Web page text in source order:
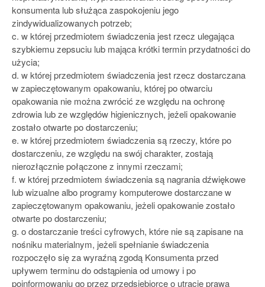
konsumenta lub służąca zaspokojeniu jego
zindywidualizowanych potrzeb;
c. w której przedmiotem świadczenia jest rzecz ulegająca
szybkiemu zepsuciu lub mająca krótki termin przydatności do
użycia;
d. w której przedmiotem świadczenia jest rzecz dostarczana
w zapieczętowanym opakowaniu, której po otwarciu
opakowania nie można zwrócić ze względu na ochronę
zdrowia lub ze względów higienicznych, jeżeli opakowanie
zostało otwarte po dostarczeniu;
e. w której przedmiotem świadczenia są rzeczy, które po
dostarczeniu, ze względu na swój charakter, zostają
nierozłącznie połączone z innymi rzeczami;
f. w której przedmiotem świadczenia są nagrania dźwiękowe
lub wizualne albo programy komputerowe dostarczane w
zapieczętowanym opakowaniu, jeżeli opakowanie zostało
otwarte po dostarczeniu;
g. o dostarczanie treści cyfrowych, które nie są zapisane na
nośniku materialnym, jeżeli spełnianie świadczenia
rozpoczęło się za wyraźną zgodą Konsumenta przed
upływem terminu do odstąpienia od umowy i po
poinformowaniu go przez przedsiębiorcę o utracie prawa